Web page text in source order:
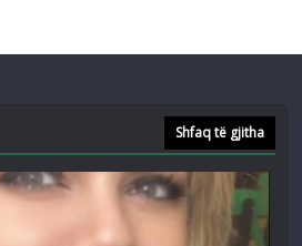
Shfaq të gjitha